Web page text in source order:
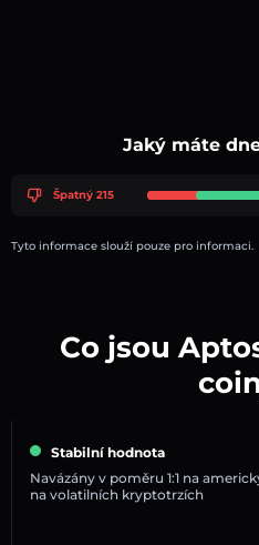
Jaký máte
Špatný 215
Tyto informace slouží pouze pro informaci.
Co jsou
Stabilní hodnota
Navázány v poměru 1:1 na
na volatilních kryptotrzích